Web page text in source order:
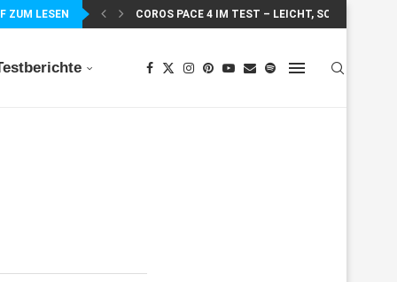
ZUM LESEN COROS PACE 4 IM TEST – LEICHT, SCHNELL...
MEIN ERSTER MARATHON: 42,195 KILOMETER